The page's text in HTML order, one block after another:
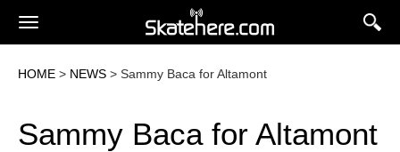
HOME > NEWS > Sammy Baca for Altamont
Sammy Baca for Altamont